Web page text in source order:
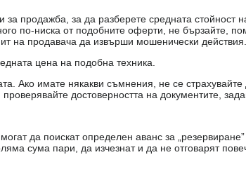
продажба, за да разберете средната стойност
по-ниска от подобните оферти, не бързайте,
на продавача да извърши мошенически действия.
цена на подобна техника.
Ако имате някакви съмнения, не се страхувайте
достоверността на документите,
да поискат определен аванс за
сума пари, да изчезнат и да не отговарят